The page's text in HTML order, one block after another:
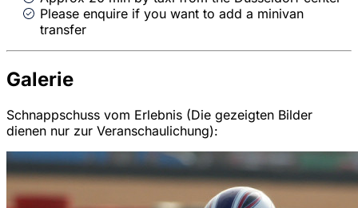
Please enquire if you want to add a minivan
transfer
Galerie
Schnappschuss vom Erlebnis (Die gezeigten Bilder
dienen nur zur Veranschaulichung):